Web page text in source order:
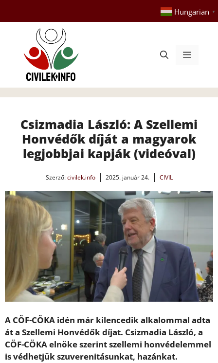
tartalomba
Hungarian ▼
Menü
Csizmadia László: A Szellemi
Honvédők díját a magyarok
legjobbjai kapják (videóval)
Szerző:civilek.info 2025. január 24. CIVIL
A CÖF-CÖKA idén már kilencedik alkalommal adta
át a Szellemi Honvédők díjat. Csizmadia László, a
CÖF-CÖKA elnöke szerint szellemi honvédelemmel
is védhetjük szuverenitásunkat, hazánkat.